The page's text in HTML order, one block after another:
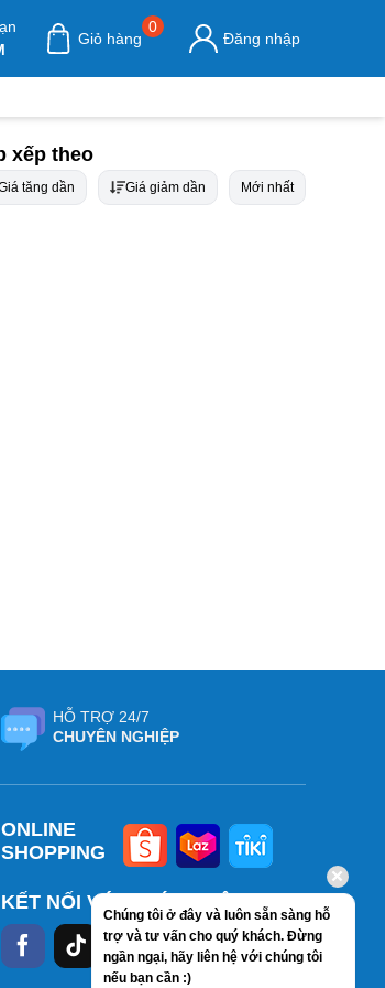
Giỏ hàng
0
Đăng nhập
xếp theo
tăng dần Giá giảm dần Mới nhất
HỖ TRỢ 24/7
CHUYÊN NGHIỆP
ONLINE
SHOPPING
KẾT NỐI VỚI CHÚNG TÔI
Chúng tôi ở đây và luôn sẵn sàng hỗ
trợ và tư vấn cho quý khách. Đừng
ngần ngại, hãy liên hệ với chúng tôi
nếu bạn cần :)